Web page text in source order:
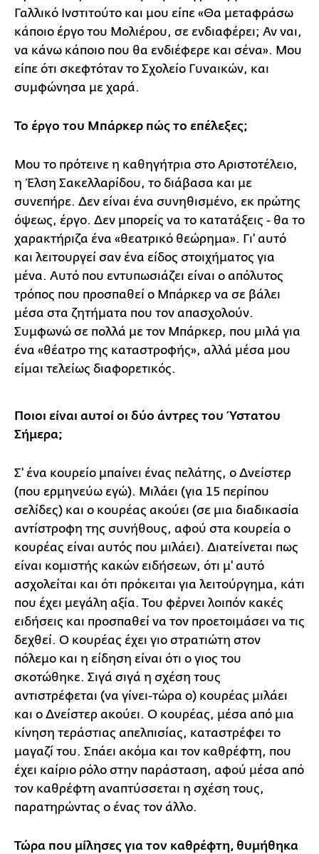
Γαλλικό Ινστιτούτο και μου είπε «Θα μεταφράσω
κάποιο έργο του Μολιέρου, σε ενδιαφέρει; Αν ναι,
να κάνω κάποιο που θα ενδιέφερε και σένα». Μου
είπε ότι σκεφτόταν το Σχολείο Γυναικών, και
συμφώνησα με χαρά.
Το έργο του Μπάρκερ πώς το επέλεξες;
Μου το πρότεινε η καθηγήτρια στο Αριστοτέλειο,
η Έλση Σακελλαρίδου, το διάβασα και με
συνεπήρε. Δεν είναι ένα συνηθισμένο, εκ πρώτης
όψεως, έργο. Δεν μπορείς να το κατατάξεις - θα το
χαρακτήριζα ένα «θεατρικό θεώρημα». Γι' αυτό
και λειτουργεί σαν ένα είδος στοιχήματος για
μένα. Αυτό που εντυπωσιάζει είναι ο απόλυτος
τρόπος που προσπαθεί ο Μπάρκερ να σε βάλει
μέσα στα ζητήματα που τον απασχολούν.
Συμφωνώ σε πολλά με τον Μπάρκερ, που μιλά για
ένα «θέατρο της καταστροφής», αλλά μέσα μου
είμαι τελείως διαφορετικός.
Ποιοι είναι αυτοί οι δύο άντρες του Ύστατου
Σήμερα;
Σ' ένα κουρείο μπαίνει ένας πελάτης, ο Δνείστερ
(που ερμηνεύω εγώ). Μιλάει (για 15 περίπου
σελίδες) και ο κουρέας ακούει (σε μια διαδικασία
αντίστροφη της συνήθους, αφού στα κουρεία ο
κουρέας είναι αυτός που μιλάει). Διατείνεται πως
είναι κομιστής κακών ειδήσεων, ότι μ' αυτό
ασχολείται και ότι πρόκειται για λειτούργημα, κάτι
που έχει μεγάλη αξία. Του φέρνει λοιπόν κακές
ειδήσεις και προσπαθεί να τον προετοιμάσει να τις
δεχθεί. Ο κουρέας έχει γιο στρατιώτη στον
πόλεμο και η είδηση είναι ότι ο γιος του
σκοτώθηκε. Σιγά σιγά η σχέση τους
αντιστρέφεται (να γίνει-τώρα ο) κουρέας μιλάει
και ο Δνείστερ ακούει. Ο κουρέας, μέσα από μια
κίνηση τεράστιας απελπισίας, καταστρέφει το
μαγαζί του. Σπάει ακόμα και τον καθρέφτη, που
έχει καίριο ρόλο στην παράσταση, αφού μέσα από
τον καθρέφτη αναπτύσσεται η σχέση τους,
παρατηρώντας ο ένας τον άλλο.
Τώρα που μίλησες για τον καθρέφτη, θυμήθηκα